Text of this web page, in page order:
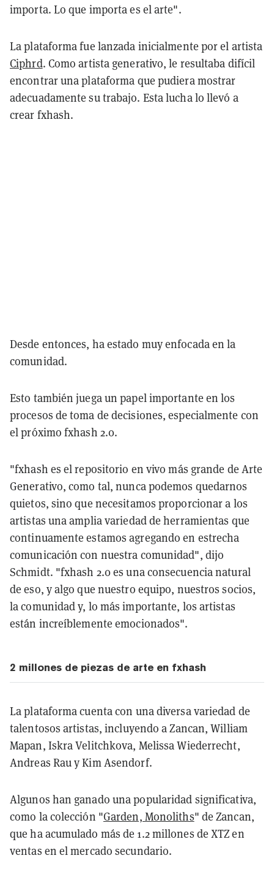
importa. Lo que importa es el arte".
La plataforma fue lanzada inicialmente por el artista
Ciphrd. Como artista generativo, le resultaba difícil
encontrar una plataforma que pudiera mostrar
adecuadamente su trabajo. Esta lucha lo llevó a
crear fxhash.
Desde entonces, ha estado muy enfocada en la
comunidad.
Esto también juega un papel importante en los
procesos de toma de decisiones, especialmente con
el próximo fxhash 2.0.
"fxhash es el repositorio en vivo más grande de Arte
Generativo, como tal, nunca podemos quedarnos
quietos, sino que necesitamos proporcionar a los
artistas una amplia variedad de herramientas que
continuamente estamos agregando en estrecha
comunicación con nuestra comunidad", dijo
Schmidt. "fxhash 2.0 es una consecuencia natural
de eso, y algo que nuestro equipo, nuestros socios,
la comunidad y, lo más importante, los artistas
están increíblemente emocionados".
2 millones de piezas de arte en fxhash
La plataforma cuenta con una diversa variedad de
talentosos artistas, incluyendo a Zancan, William
Mapan, Iskra Velitchkova, Melissa Wiederrecht,
Andreas Rau y Kim Asendorf.
Algunos han ganado una popularidad significativa,
como la colección "Garden, Monoliths" de Zancan,
que ha acumulado más de 1.2 millones de XTZ en
ventas en el mercado secundario.